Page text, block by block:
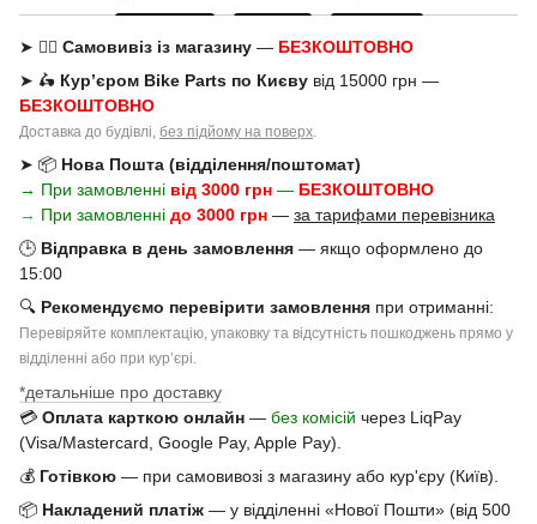
➤ 🚶‍♂️ Самовивіз із магазину — БЕЗКОШТОВНО
➤ 🛵 Кур’єром Bike Parts по Києву від 15000 грн —
БЕЗКОШТОВНО
Доставка до будівлі, без підйому на поверх.
➤ 📦 Нова Пошта (відділення/поштомат)
→ При замовленні від 3000 грн — БЕЗКОШТОВНО
→ При замовленні до 3000 грн — за тарифами перевізника
🕒 Відправка в день замовлення — якщо оформлено до
15:00
🔍 Рекомендуємо перевірити замовлення при отриманні:
Перевіряйте комплектацію, упаковку та відсутність пошкоджень прямо у
відділенні або при курʼєрі.
*детальніше про доставку
💳 Оплата карткою онлайн — без комісій через LiqPay
(Visa/Mastercard, Google Pay, Apple Pay).
💰 Готівкою — при самовивозі з магазину або кур'єру (Київ).
📦 Накладений платіж — у відділенні «Нової Пошти» (від 500